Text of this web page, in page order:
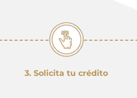
3. Solicita tu crédito